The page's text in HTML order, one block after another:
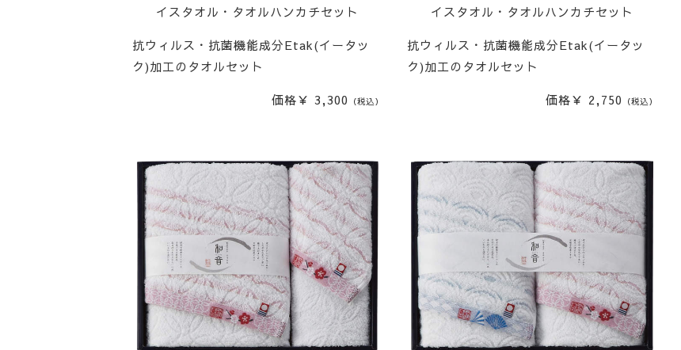
イスタオル・タオルハンカチセット
抗ウィルス・抗菌機能成分Etak(イータッ
ク)加工のタオルセット
価格￥ 3,300 （税込）
イスタオル・タオルハンカチセット
抗ウィルス・抗菌機能成分Etak(イータッ
ク)加工のタオルセット
価格￥ 2,750 （税込）